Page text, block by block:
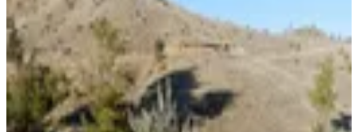
Yeni Rota'dan Beşbağlar 3500 M2
Satılık Arsa
Onikişubat, Beşbağlar Mahallesi
3500 m² ·400/m² ·31.07.2026
1.400.000 ₺